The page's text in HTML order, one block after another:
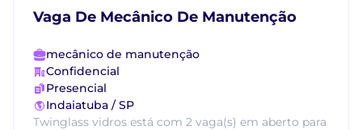
Vaga De Mecânico De Manutenção
mecânico de manutenção
Confidencial
Presencial
Indaiatuba / SP
Twinglass vidros está com 2 vaga(s) em aberto para